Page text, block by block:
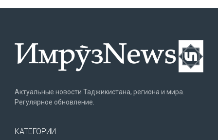
Актуальные новости Таджикистана, региона и мира.
Регулярное обновление.
КАТЕГОРИИ